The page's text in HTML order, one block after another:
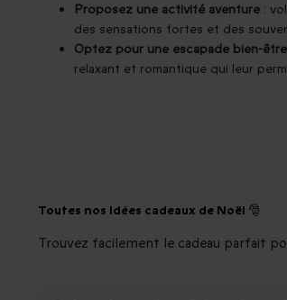
Proposez une activité aventure :
des sensations fortes et des
Optez pour une escapade bien-être
relaxant et romantique qui leur
Toutes nos idées cadeaux de Noël 🎅
Trouvez facilement le cadeau parfait